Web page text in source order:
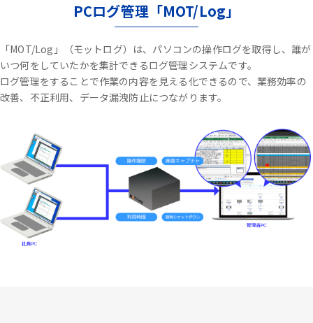
PCログ管理「MOT/Log」
「MOT/Log」（モットログ）は、パソコンの操作ログを取得し、誰が
いつ何をしていたかを集計できるログ管理システムです。
ログ管理をすることで作業の内容を見える化できるので、業務効率の
改善、不正利用、データ漏洩防止につながります。